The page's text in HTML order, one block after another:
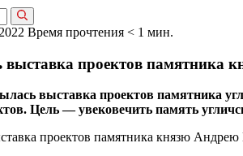
Время прочтения < 1 мин.
выставка проектов памятника
выставка проектов памятника
Цель — увековечить память